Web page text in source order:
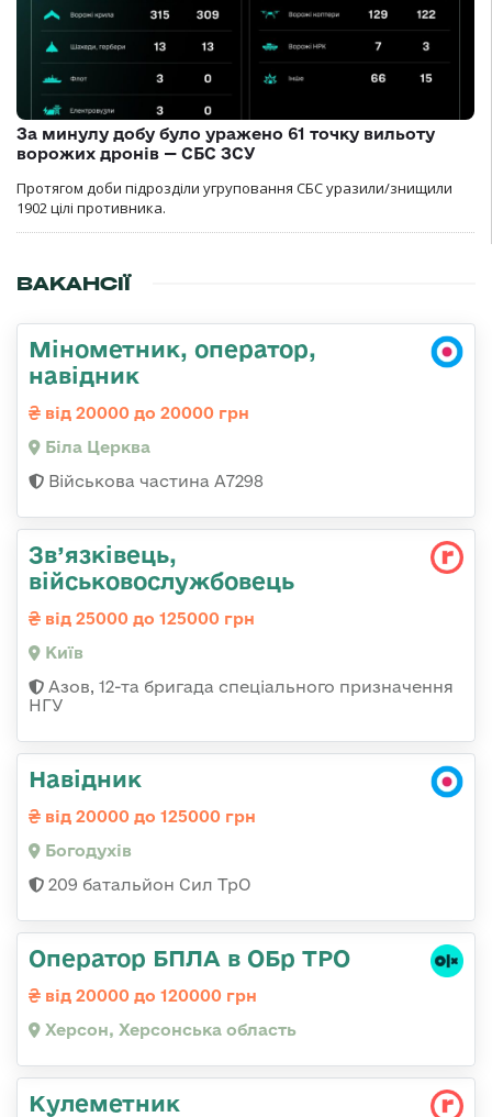
За минулу добу було уражено 61 точку вильоту
ворожих дронів — СБС ЗСУ
Протягом доби підрозділи угруповання СБС уразили/знищили
1902 цілі противника.
ВАКАНСІЇ
Мінометник, оператор,
навідник
від 20000 до 20000 грн
Біла Церква
Військова частина А7298
Зв’язківець,
військовослужбовець
від 25000 до 125000 грн
Київ
Азов, 12-та бригада спеціального призначення
НГУ
Навідник
від 20000 до 125000 грн
Богодухів
209 батальйон Сил ТрО
Оператор БПЛА в ОБр ТРО
від 20000 до 120000 грн
Херсон, Херсонська область
Кулеметник